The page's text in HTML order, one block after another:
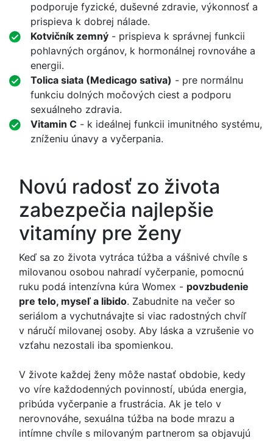
podporuje fyzické, duševné zdravie, výkonnosť a
prispieva k dobrej nálade.
Kotvičník zemný - prispieva k správnej funkcii
pohlavných orgánov, k hormonálnej rovnováhe a
energii.
Tolica siata (Medicago sativa) - pre normálnu
funkciu dolných močových ciest a podporu
sexuálneho zdravia.
Vitamin C - k ideálnej funkcii imunitného systému,
zníženiu únavy a vyčerpania.
Novú radosť zo života
zabezpečia najlepšie
vitamíny pre ženy
Keď sa zo života vytráca túžba a vášnivé chvíle s
milovanou osobou nahradí vyčerpanie, pomocnú
ruku podá intenzívna kúra Womex - povzbudenie
pre telo, myseľ a libido. Zabudnite na večer so
seriálom a vychutnávajte si viac radostných chvíľ
v náručí milovanej osoby. Aby láska a vzrušenie vo
vzťahu nezostali iba spomienkou.
V živote každej ženy môže nastať obdobie, kedy
vo víre každodenných povinností, ubúda energia,
pribúda vyčerpanie a frustrácia. Ak je telo v
nerovnováhe, sexuálna túžba na bode mrazu a
intímne chvíle s milovaným partnerom sa objavujú